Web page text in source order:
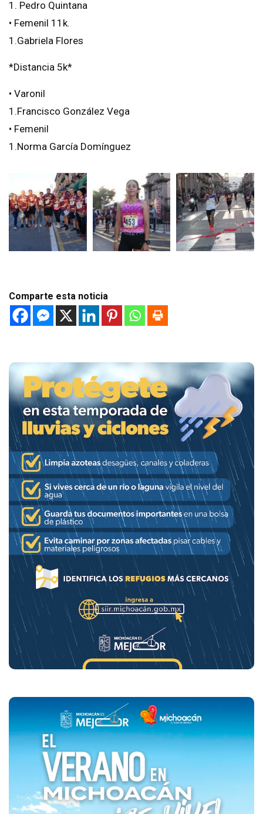
1. Pedro Quintana
• Femenil 11k.
1.Gabriela Flores
*Distancia 5k*
• Varonil
1.Francisco González Vega
• Femenil
1.Norma García Domínguez
Comparte esta noticia